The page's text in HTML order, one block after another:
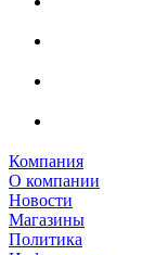
Компания
О компании
Новости
Магазины
Политика